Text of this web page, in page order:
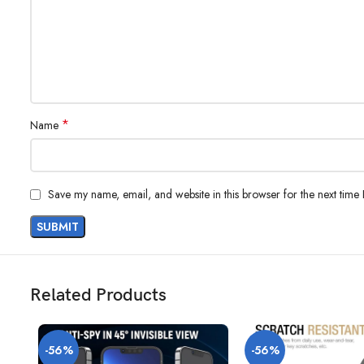
Name *
Save my name, email, and website in this browser for the next time
Related Products
-56% -56%